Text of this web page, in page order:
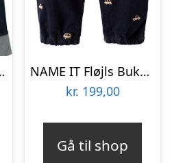
Slate Wash
NAME IT Fløjls Bukser Baggy Ben Navy Blazer
kr. 199,00
Gå til shop